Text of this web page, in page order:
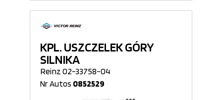
KPL. USZCZELEK GÓRY
SILNIKA
Reinz 02-33758-04
Nr Autos 0852529